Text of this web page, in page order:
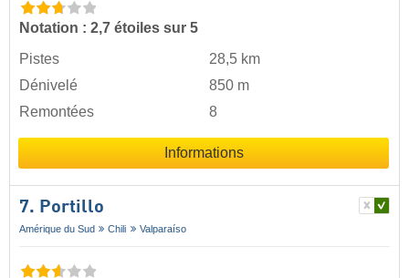
Notation : 2,7 étoiles sur 5
Pistes
28,5 km
Dénivelé
850 m
Remontées
8
Informations
7. Portillo
Amérique du Sud Chili Valparaíso